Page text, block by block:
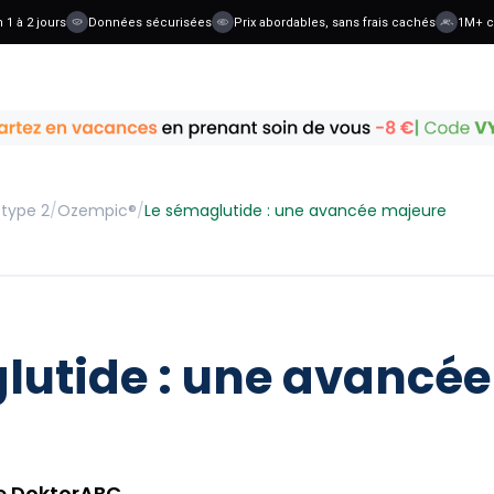
2 jours Données sécurisées Prix abordables, sans frais cachés 1M+
2/Ozempic®/Le sémaglutide : une avancée majeure
: une